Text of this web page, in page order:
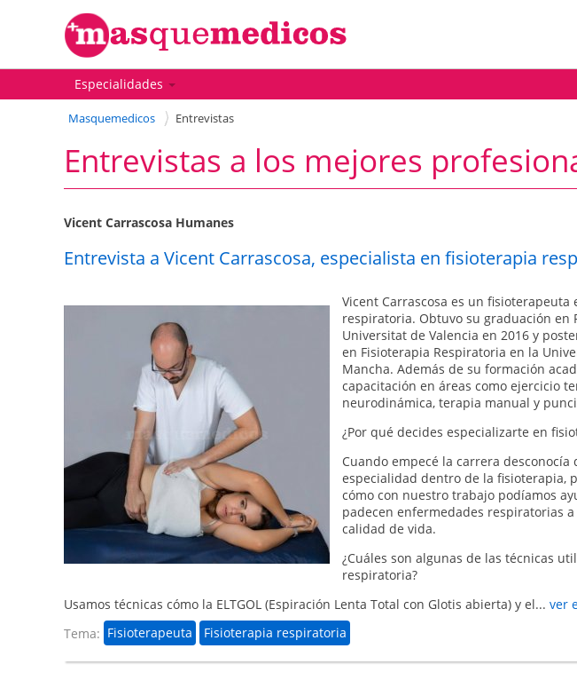
Especialidades
Masquemedicos Entrevistas
Entrevistas a los mejores
Vicent Carrascosa Humanes
Entrevista a Vicent Carrascosa, especialista en fisioterapia
Vicent Carrascosa es un fisioterapeuta
respiratoria. Obtuvo su graduación en
Universitat de Valencia en 2016 y
en Fisioterapia Respiratoria en la
Mancha. Además de su formación
capacitación en áreas como ejercicio
neurodinámica, terapia manual y
¿Por qué decides especializarte en
Cuando empecé la carrera desconocía
especialidad dentro de la fisioterapia,
cómo con nuestro trabajo podíamos
padecen enfermedades respiratorias
calidad de vida.
¿Cuáles son algunas de las técnicas
respiratoria?
Usamos técnicas cómo la ELTGOL (Espiración Lenta Total con Glotis abierta) y el... ver
Tema: Fisioterapeuta Fisioterapia respiratoria